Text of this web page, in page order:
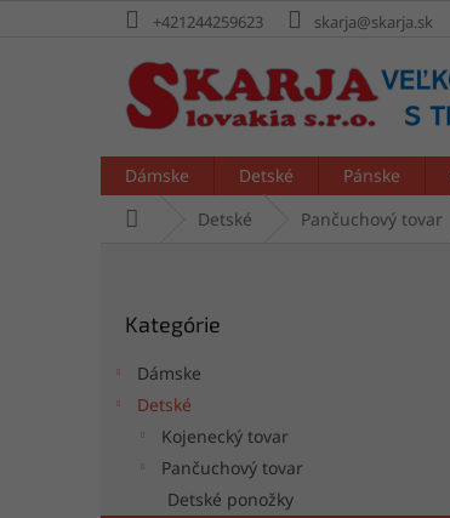
+421244259623 skarja@skarja.sk
Dámske Detské Pánske
DomovDetské Pančuchový tovar
kategórie
Kategórie
Dámske
Detské
Kojenecký tovar
Pančuchový tovar
Detské ponožky